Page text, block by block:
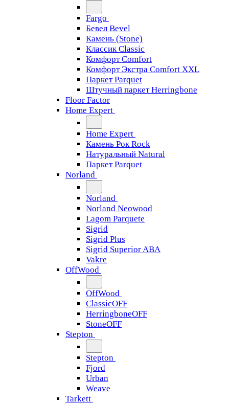
Fargo
Бевел Bevel
Камень (Stone)
Классик Classic
Комфорт Comfort
Комфорт Экстра Comfort XXL
Паркет Parquet
Штучный паркет Herringbone
Floor Factor
Home Expert
Home Expert
Камень Рок Rock
Натуральный Natural
Паркет Parquet
Norland
Norland
Norland Neowood
Lagom Parquete
Sigrid
Sigrid Plus
Sigrid Superior ABA
Vakre
OffWood
OffWood
ClassicOFF
HerringboneOFF
StoneOFF
Stepton
Stepton
Fjord
Urban
Weave
Tarkett